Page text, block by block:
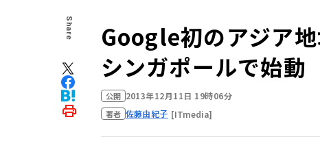
Share
Google初のアジア地
シンガポールで始動
公開 2013年12月11日 19時06分
著者 佐藤由紀子 [ITmedia]